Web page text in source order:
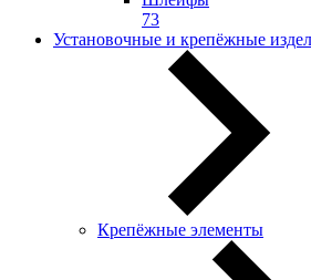
73
Установочные и крепёжные
Крепёжные элементы